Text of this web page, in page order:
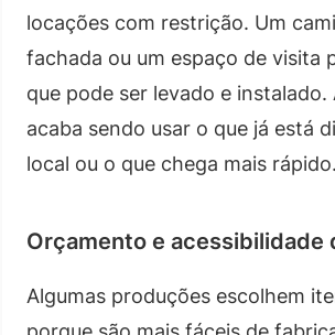
locações com restrição. Um
fachada ou um espaço de visita
que pode ser levado e instalado.
acaba sendo usar o que já está
local ou o que chega mais rápido.
Orçamento e acessibilidade
Algumas produções escolhem